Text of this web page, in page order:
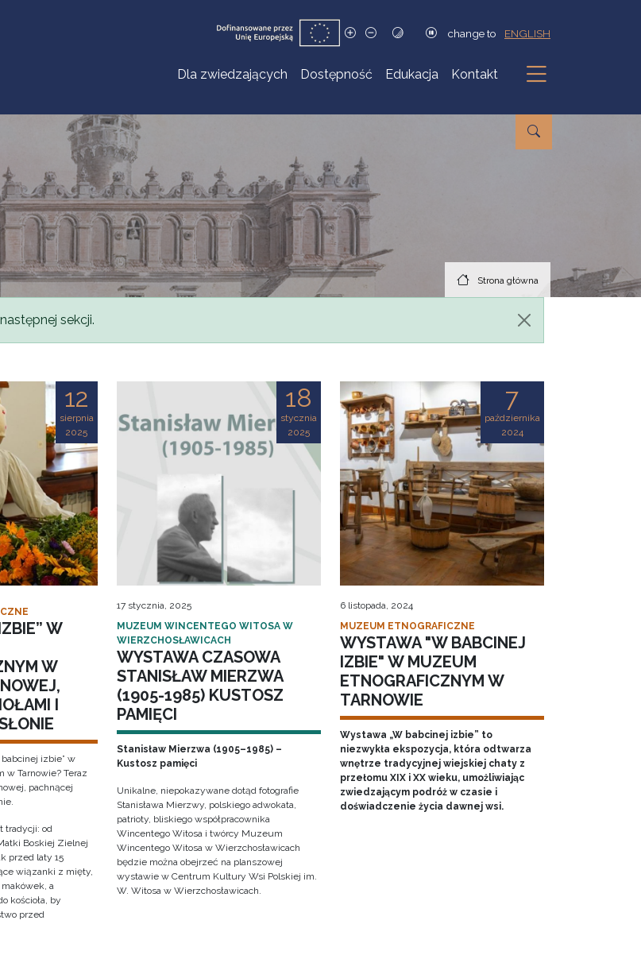
change to ENGLISH
Dla zwiedzających Dostępność Edukacja Kontakt
Podmenu
Strona główna
sekcji.
12
sierpnia
2025
W
W
I
izbie” w
w Tarnowie? Teraz
pachnącej
tradycji: od
Boskiej Zielnej
przed laty 15
wiązanki z mięty,
a
kościoła, by
przed
18
stycznia
2025
17 stycznia, 2025
MUZEUM WINCENTEGO WITOSA W
WIERZCHOSŁAWICACH
WYSTAWA CZASOWA
STANISŁAW MIERZWA
(1905-1985) KUSTOSZ
PAMIĘCI
Stanisław Mierzwa (1905–1985) –
Kustosz pamięci
Unikalne, niepokazywane dotąd fotografie
Stanisława Mierzwy, polskiego adwokata,
patrioty, bliskiego współpracownika
Wincentego Witosa i twórcy Muzeum
Wincentego Witosa w Wierzchosławicach
będzie można obejrzeć na planszowej
wystawie w Centrum Kultury Wsi Polskiej im.
W. Witosa w Wierzchosławicach.
7
października
2024
6 listopada, 2024
MUZEUM ETNOGRAFICZNE
WYSTAWA "W BABCINEJ
IZBIE" W MUZEUM
ETNOGRAFICZNYM W
TARNOWIE
Wystawa „W babcinej izbie” to
niezwykła ekspozycja, która odtwarza
wnętrze tradycyjnej wiejskiej chaty z
przełomu XIX i XX wieku, umożliwiając
zwiedzającym podróż w czasie i
doświadczenie życia dawnej wsi.